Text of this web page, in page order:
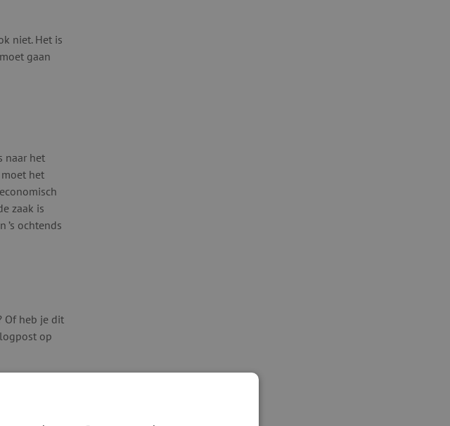
niet. Het is
gaan
naar het
het
zaak is
ochtends
Of heb je dit
op